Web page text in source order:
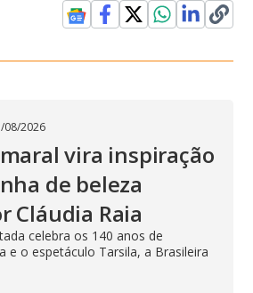
08/2026
vira inspiração
de beleza
Cláudia Raia
celebra os 140 anos de
e o espetáculo Tarsila, a Brasileira